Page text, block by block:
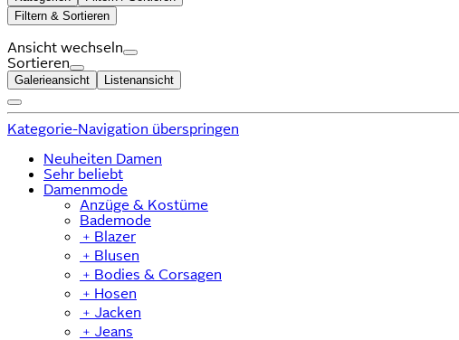
Filtern & Sortieren
Ansicht wechseln
Sortieren
Galerieansicht Listenansicht
Kategorie-Navigation überspringen
Neuheiten Damen
Sehr beliebt
Damenmode
Anzüge & Kostüme
Bademode
﹢ Blazer
﹢ Blusen
﹢ Bodies & Corsagen
﹢ Hosen
﹢ Jacken
﹢ Jeans